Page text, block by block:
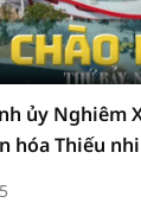
ủy Nghiêm
hóa Thiếu